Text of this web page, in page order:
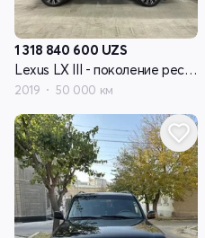
1 318 840 600 UZS
Lexus LX III - поколение рестайлинг II
2019 50 000 км